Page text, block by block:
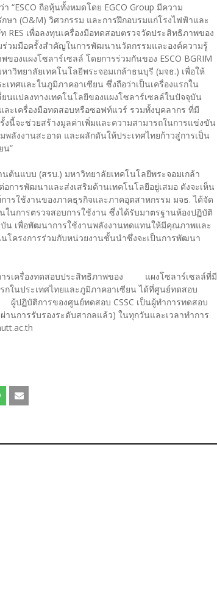
“ESCO ถือหุ้นทั้งหมดโดย EGCO Group มีความ
า (O&M) วิศวกรรม และการฝึกอบรมแก่โรงไฟฟ้าและ
RES เพื่อลงทุนเครื่องมือทดสอบตรวจวัดประสิทธิภาพของ
มือครั้งสำคัญในการพัฒนานวัตกรรมและองค์ความรู้
งแผงโซลาร์เซลล์ โดยการร่วมกันของ ESCO BGRIM
วิทยาลัยเทคโนโลยีพระจอมเกล้าธนบุรี (มจธ.) เพื่อให้
ทศและในภูมิภาคอาเซียน ซึ่งถือว่าเป็นเครื่องแรกใน
นแปลงทางเทคโนโลยีของแผงโซลาร์เซลล์ในปัจจุบัน
ะเครื่องมือทดสอบหรือซอฟท์แวร์ รวมทั้งบุคลากร ที่มี
นี้จะช่วยสร้างมูลค่าเพิ่มและความสามารถในการแข่งขัน
ลังงานสะอาด และผลักดันให้ประเทศไทยก้าวสู่การเป็น
น”
นแบบ (สรบ.) มหาวิทยาลัยเทคโนโลยีพระจอมเกล้า
การพัฒนาและส่งเสริมด้านเทคโนโลยีอยู่เสมอ ดังจะเห็น
ารใช้งานของภาคธุรกิจและภาคอุตสาหกรรม มจธ. ได้จัด
ในการตรวจสอบการใช้งาน ซึ่งได้รับมาตรฐานห้องปฏิบัติ
บัน เพื่อพัฒนาการใช้งานพลังงานทดแทนให้มีคุณภาพและ
โครงการร่วมกับหน่วยงานชั้นนำซึ่งจะเป็นการพัฒนา
ารเครื่องทดสอบประสิทธิภาพของ แผงโซลาร์เซลล์ที่มี
กในประเทศไทยและภูมิภาคอาเซียน ได้ที่ศูนย์ทดสอบ
ปฏิบัติการของศูนย์ทดสอบ CSSC เป็นผู้ทำการทดสอบ
นการรับรองระดับสากลแล้ว) ในทุกวันและเวลาทำการ